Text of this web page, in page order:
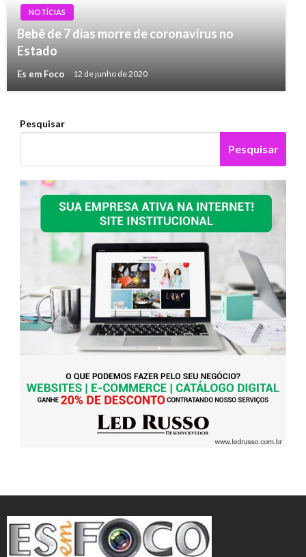
NOTÍCIAS
Bebê de 7 dias morre de coronavírus no
Estado
Es em Foco 12 de junho de 2020
Pesquisar
Pesquisar